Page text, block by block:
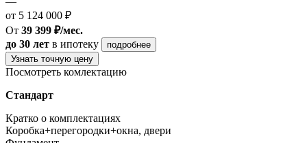
от 5 124 000 ₽
От 39 399 ₽/мес.
до 30 лет в ипотеку
подробнее
Узнать точную цену
Посмотреть комлектацию
Стандарт
Кратко о комплектациях
Коробка+перегородки+окна, двери